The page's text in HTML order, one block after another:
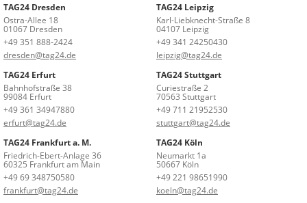
TAG24 Dresden
Ostra-Allee 18
01067 Dresden
+49 351 888-2424
dresden@tag24.de
TAG24 Leipzig
Karl-Liebknecht-Straße 8
04107 Leipzig
+49 341 24250430
leipzig@tag24.de
TAG24 Erfurt
Bahnhofstraße 38
99084 Erfurt
+49 361 34947880
erfurt@tag24.de
TAG24 Stuttgart
Curiestraße 2
70563 Stuttgart
+49 711 21952530
stuttgart@tag24.de
TAG24 Frankfurt a. M.
Friedrich-Ebert-Anlage 36
60325 Frankfurt am Main
+49 69 348750580
frankfurt@tag24.de
TAG24 Köln
Neumarkt 1a
50667 Köln
+49 221 98651990
koeln@tag24.de